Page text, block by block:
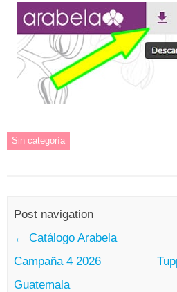
Sin categoría
Post navigation
← Catálogo Arabela
Campaña 4 2026
Guatemala